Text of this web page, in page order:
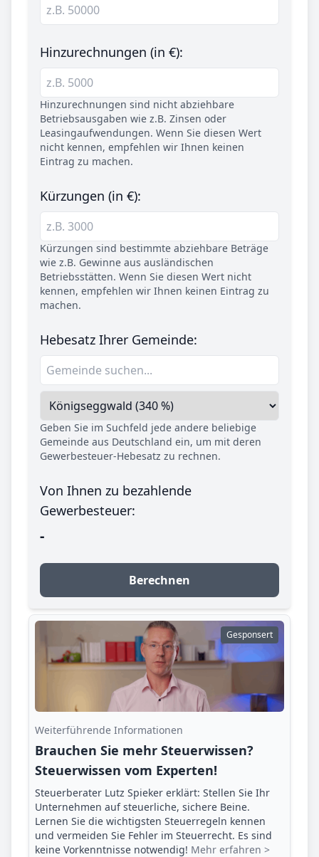
Hinzurechnungen (in €):
Hinzurechnungen sind nicht abziehbare
Betriebsausgaben wie z.B. Zinsen oder
Leasingaufwendungen. Wenn Sie diesen Wert
nicht kennen, empfehlen wir Ihnen keinen
Eintrag zu machen.
Kürzungen (in €):
Kürzungen sind bestimmte abziehbare Beträge
wie z.B. Gewinne aus ausländischen
Betriebsstätten. Wenn Sie diesen Wert nicht
kennen, empfehlen wir Ihnen keinen Eintrag zu
machen.
Hebesatz Ihrer Gemeinde:
Geben Sie im Suchfeld jede andere beliebige
Gemeinde aus Deutschland ein, um mit deren
Gewerbesteuer-Hebesatz zu rechnen.
Von Ihnen zu bezahlende
Gewerbesteuer:
-
Berechnen
Gesponsert
Weiterführende Informationen
Brauchen Sie mehr Steuerwissen?
Steuerwissen vom Experten!
Steuerberater Lutz Spieker erklärt: Stellen Sie Ihr
Unternehmen auf steuerliche, sichere Beine.
Lernen Sie die wichtigsten Steuerregeln kennen
und vermeiden Sie Fehler im Steuerrecht. Es sind
keine Vorkenntnisse notwendig! Mehr erfahren >